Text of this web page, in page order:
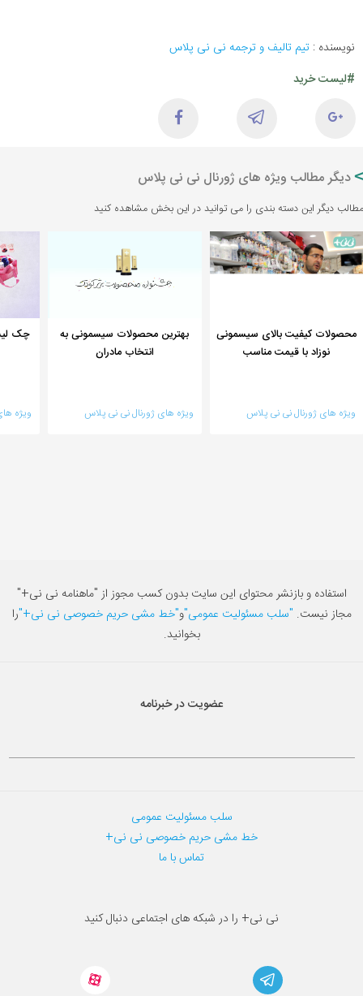
نویسنده : تیم تالیف و ترجمه نی نی پلاس
#لیست خرید
دیگر مطالب ویژه های ژورنال نی نی پلاس
مطالب دیگر این دسته بندی را می توانید در این بخش مشاهده کنید
محصولات کیفیت بالای سیسمونی
نوزاد با قیمت مناسب
ویژه های ژورنال نی نی پلاس
بهترین محصولات سیسمونی به
انتخاب مادران
ویژه های ژورنال نی نی پلاس
چک
ویژه
استفاده و بازنشر محتوای این سایت بدون کسب مجوز از "ماهنامه نی نی+"
مجاز نیست. "سلب مسئولیت عمومی"و"خط مشی حریم خصوصی نی نی+"را
بخوانید.
عضویت در خبرنامه
سلب مسئولیت عمومی
خط مشی حریم خصوصی نی نی+
تماس با ما
نی نی+ را در شبکه های اجتماعی دنبال کنید